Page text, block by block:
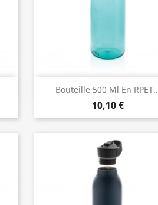
Bouteille 500 Ml En
10,10 €
Aperçu rapide